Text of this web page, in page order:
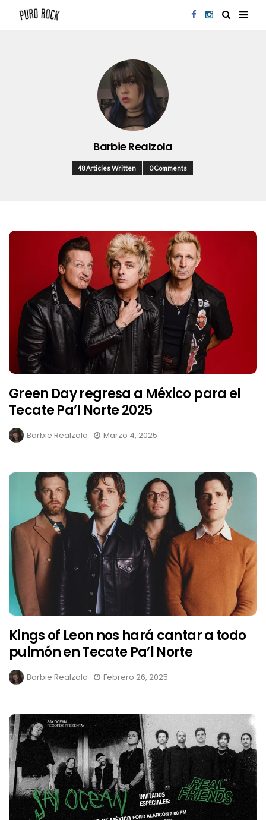
Barbie Realzola
48 Articles Written 0 Comments
Green Day regresa a México para el
Tecate Pa’l Norte 2025
Barbie Realzola Marzo 4, 2025
Kings of Leon nos hará cantar a todo
pulmón en Tecate Pa’l Norte
Barbie Realzola Febrero 26, 2025